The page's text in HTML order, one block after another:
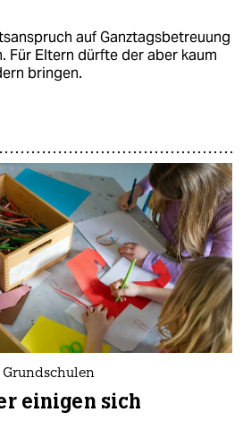
auf Ganztagsbetreuung
Für Eltern dürfte der aber kaum
bringen.
einigen sich